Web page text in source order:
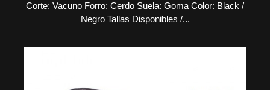
Corte: Vacuno Forro: Cerdo Suela: Goma Color: Black /
Negro Tallas Disponibles /...